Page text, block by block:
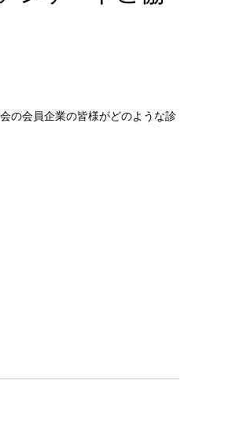
の会員企業の皆様がどのような診